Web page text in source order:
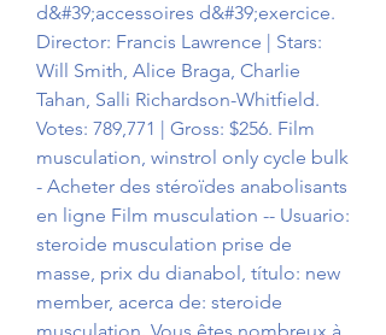
d&#39;accessoires d&#39;exercice.
Director: Francis Lawrence | Stars:
Will Smith, Alice Braga, Charlie
Tahan, Salli Richardson-Whitfield.
Votes: 789,771 | Gross: $256. Film
musculation, winstrol only cycle bulk
- Acheter des stéroïdes anabolisants
en ligne Film musculation -- Usuario:
steroide musculation prise de
masse, prix du dianabol, título: new
member, acerca de: steroide